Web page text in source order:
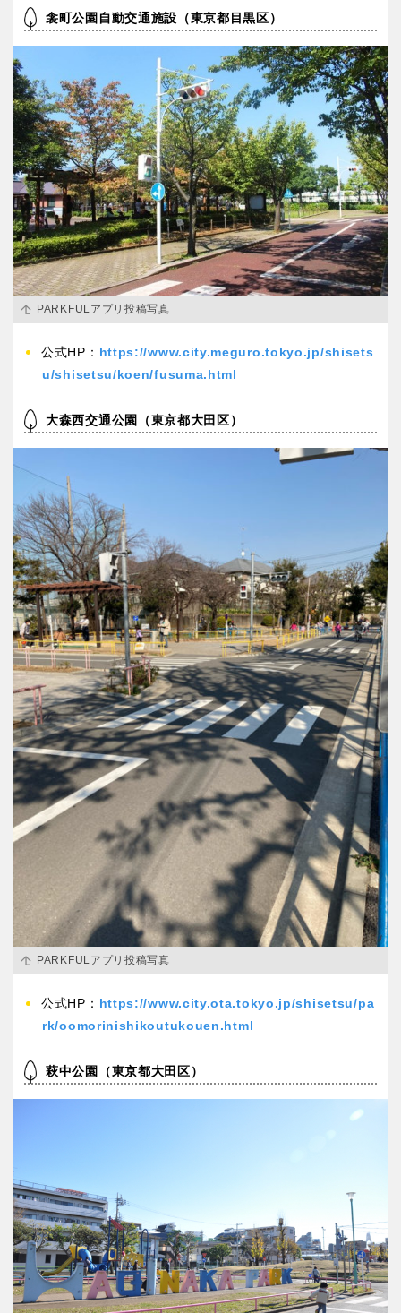
衾町公園自動交通施設（東京都目黒区）
PARKFULアプリ投稿写真
公式HP： https://www.city.meguro.tokyo.jp/shisets
u/shisetsu/koen/fusuma.html
大森西交通公園（東京都大田区）
PARKFULアプリ投稿写真
公式HP： https://www.city.ota.tokyo.jp/shisetsu/pa
rk/oomorinishikoutukouen.html
萩中公園（東京都大田区）